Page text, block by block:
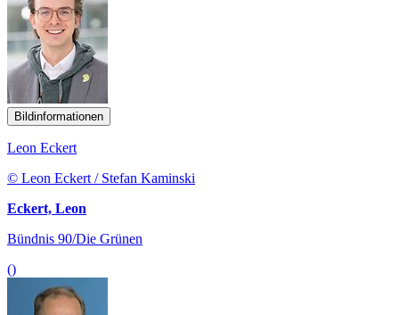
Bildinformationen
Leon Eckert
© Leon Eckert / Stefan Kaminski
Eckert, Leon
Bündnis 90/Die Grünen
()